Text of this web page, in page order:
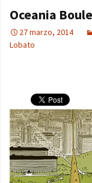
Oceania
27 marzo, 2014
Lobato